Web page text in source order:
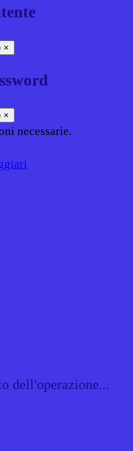
×
×
necessarie.
dell'operazione...